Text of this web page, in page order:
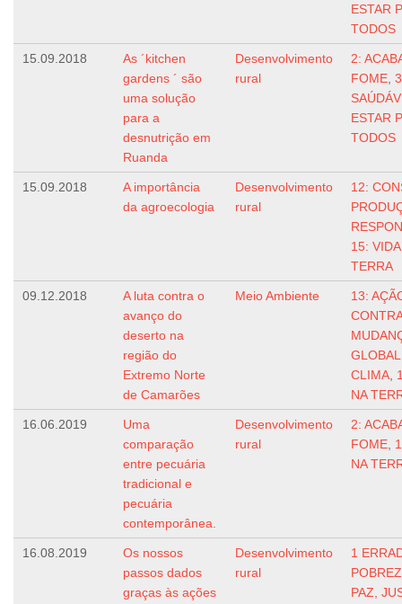
ESTAR
TODOS
15.09.2018
As ´kitchen
gardens ´ são
uma solução
para a
desnutrição em
Ruanda
Desenvolvimento
rural
2:
FOME
ESTAR
TODOS
15.09.2018
A importância
da agroecologia
Desenvolvimento
rural
12:
15:
TERRA
09.12.2018
A luta contra o
avanço do
deserto na
região do
Extremo Norte
de Camarões
Meio Ambiente
13:
CLIMA
NA
16.06.2019
Uma
comparação
entre pecuária
tradicional e
pecuária
contemporânea.
Desenvolvimento
rural
2:
FOME
NA
16.08.2019
Os nossos
passos dados
graças às ações
Desenvolvimento
rural
1
PAZ,